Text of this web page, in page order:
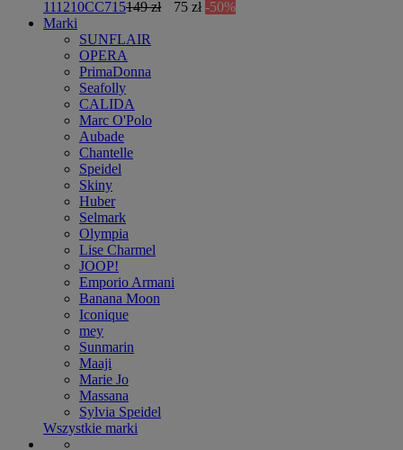
111210CC715149 zł 75 zł -50%
Marki
SUNFLAIR
OPERA
PrimaDonna
Seafolly
CALIDA
Marc O'Polo
Aubade
Chantelle
Speidel
Skiny
Huber
Selmark
Olympia
Lise Charmel
JOOP!
Emporio Armani
Banana Moon
Iconique
mey
Sunmarin
Maaji
Marie Jo
Massana
Sylvia Speidel
Wszystkie marki